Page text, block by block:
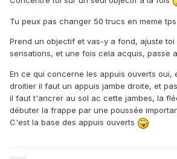
Tu peux pas changer 50 trucs en meme
Prend un objectif et vas-y a fond, ajuste
sensations, et une fois cela acquis, passe
En ce qui concerne les appuis ouverts oui,
droitier il faut un appuis jambe droite, et
il faut t'ancrer au sol ac cette jambes, la
débuter la frappe par une poussée
C'est la base des appuis ouverts